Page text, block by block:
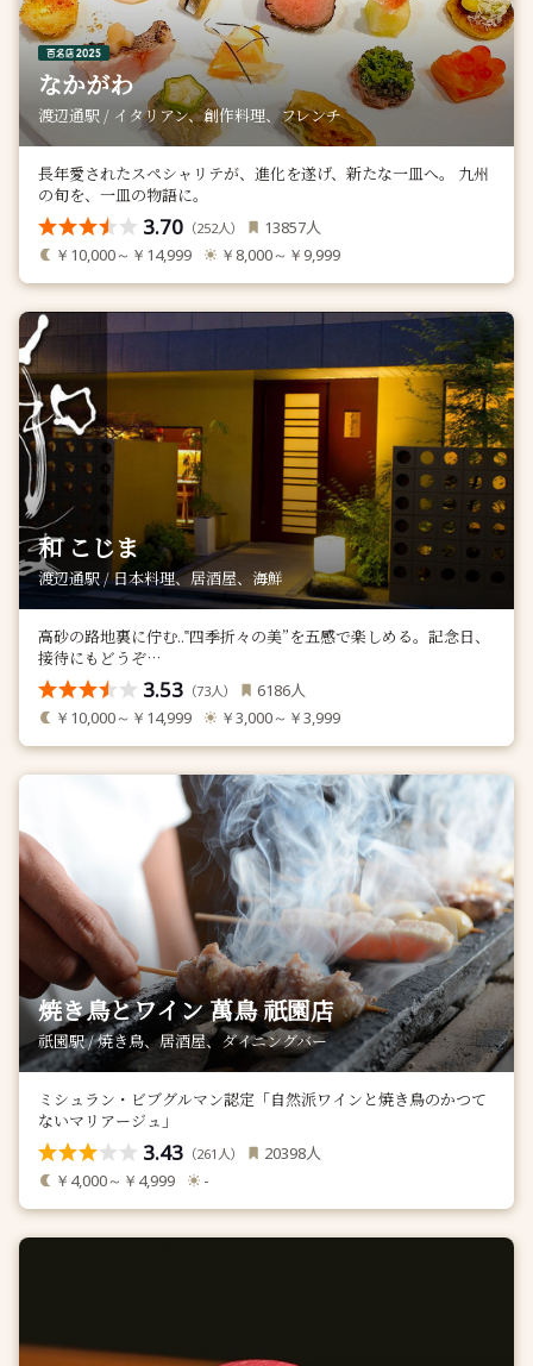
なかがわ
渡辺通駅 / イタリアン、創作料理、フレンチ
長年愛されたスペシャリテが、進化を遂げ、新たな一皿へ。 九州
の旬を、一皿の物語に。
3.70 （252人） 13857人
￥10,000～￥14,999 ￥8,000～￥9,999
和 こじま
渡辺通駅 / 日本料理、居酒屋、海鮮
高砂の路地裏に佇む..‟四季折々の美”を五感で楽しめる。記念日、
接待にもどうぞ…
3.53 （73人） 6186人
￥10,000～￥14,999 ￥3,000～￥3,999
焼き鳥とワイン 萬鳥 祇園店
祇園駅 / 焼き鳥、居酒屋、ダイニングバー
ミシュラン・ビブグルマン認定「自然派ワインと焼き鳥のかつて
ないマリアージュ」
3.43 （261 人） 20398人
￥4,000～￥4,999 -